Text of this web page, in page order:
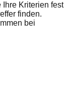
Ihre Kriterien fest
finden.
bei